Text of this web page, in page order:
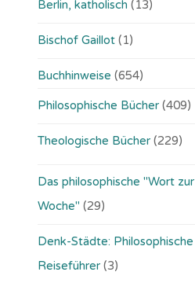
Berlin, katholisch (13)
Bischof Gaillot (1)
Buchhinweise (654)
Philosophische Bücher (409)
Theologische Bücher (229)
Das philosophische "Wort zur
Woche" (29)
Denk-Städte: Philosophische
Reiseführer (3)